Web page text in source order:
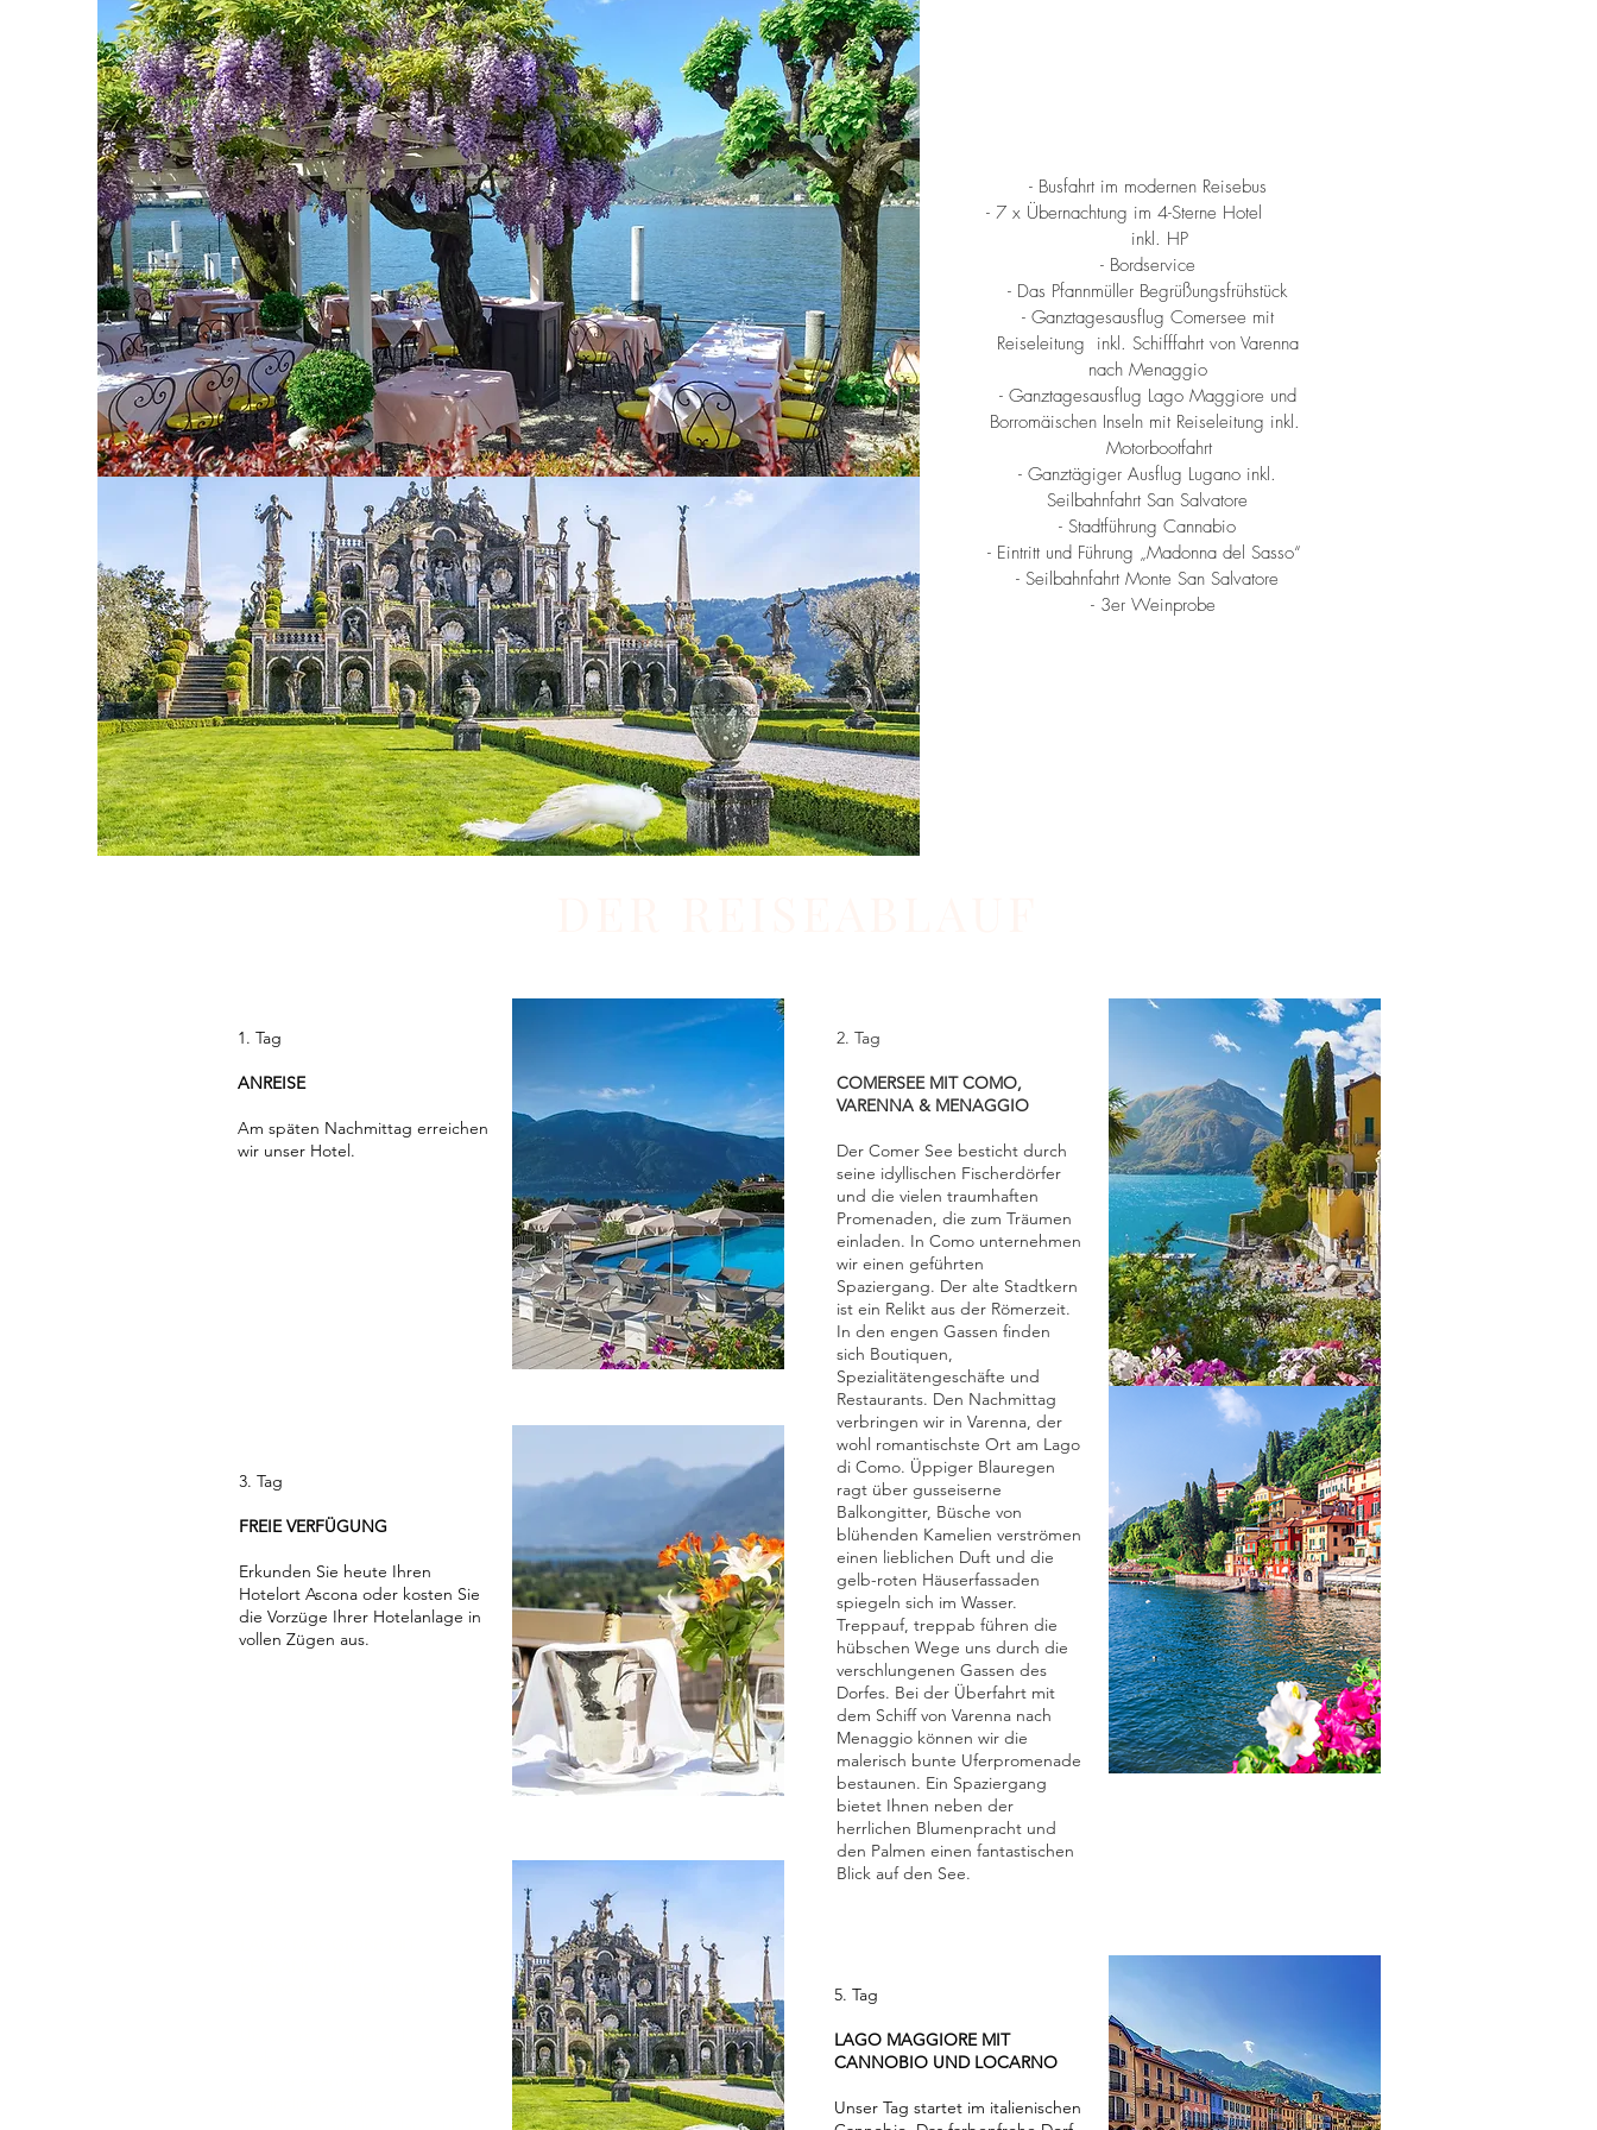
- Busfahrt im modernen Reisebus
- 7 x Übernachtung im 4-Sterne Hotel
inkl. HP
- Bordservice
- Das Pfannmüller Begrüßungsfrühstück
- Ganztagesausflug Comersee mit
Reiseleitung inkl. Schifffahrt von Varenna
nach Menaggio
- Ganztagesausflug Lago Maggiore und
Borromäischen Inseln mit Reiseleitung inkl.
Motorbootfahrt
- Ganztägiger Ausflug Lugano inkl.
Seilbahnfahrt San Salvatore
- Stadtführung Cannabio
- Eintritt und Führung „Madonna del Sasso“
- Seilbahnfahrt Monte San Salvatore
- 3er Weinprobe
1. Tag
ANREISE
Am späten Nachmittag erreichen
wir unser Hotel.
3. Tag
FREIE VERFÜGUNG
Erkunden Sie heute Ihren
Hotelort Ascona oder kosten Sie
die Vorzüge Ihrer Hotelanlage in
vollen Zügen aus.
2. Tag
COMERSEE MIT COMO,
VARENNA & MENAGGIO
Der Comer See besticht durch
seine idyllischen Fischerdörfer
und die vielen traumhaften
Promenaden, die zum Träumen
einladen. In Como unternehmen
wir einen geführten
Spaziergang. Der alte Stadtkern
ist ein Relikt aus der Römerzeit.
In den engen Gassen finden
sich Boutiquen,
Spezialitätengeschäfte und
Restaurants. Den Nachmittag
verbringen wir in Varenna, der
wohl romantischste Ort am Lago
di Como. Üppiger Blauregen
ragt über gusseiserne
Balkongitter, Büsche von
blühenden Kamelien verströmen
einen lieblichen Duft und die
gelb-roten Häuserfassaden
spiegeln sich im Wasser.
Treppauf, treppab führen die
hübschen Wege uns durch die
verschlungenen Gassen des
Dorfes. Bei der Überfahrt mit
dem Schiff von Varenna nach
Menaggio können wir die
malerisch bunte Uferpromenade
bestaunen. Ein Spaziergang
bietet Ihnen neben der
herrlichen Blumenpracht und
den Palmen einen fantastischen
Blick auf den See.
5. Tag
LAGO MAGGIORE MIT
CANNOBIO UND LOCARNO
Unser Tag startet im italienischen